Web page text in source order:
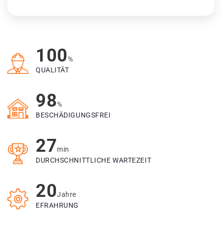
100%
QUALITÄT
98%
BESCHÄDIGUNGSFREI
27min
DURCHSCHNITTLICHE WARTEZEIT
20Jahre
EFRAHRUNG